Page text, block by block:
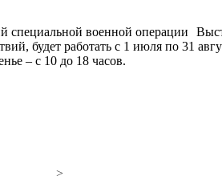
будет работать с 1 июля по 31
– с 10 до 18 часов.
>